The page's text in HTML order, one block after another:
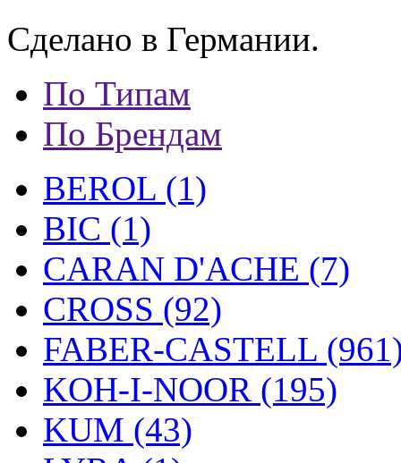
Сделано в Германии.
По Типам
По Брендам
BEROL (1)
BIC (1)
CARAN D'ACHE (7)
CROSS (92)
FABER-CASTELL
KOH-I-NOOR (195)
KUM (43)